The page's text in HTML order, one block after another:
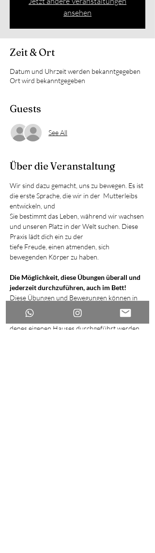
ansehen
Zeit & Ort
Datum und Uhrzeit werden bekanntgegeben
Ort wird bekanntgegeben
Guests
See All
Über die Veranstaltung
Wir sind dazu gemacht, uns zu bewegen. Es ist
die erste Sprache, die wir in der  Mutterleibs
entwickeln, und
Sie bestimmt das Leben, während wir wachsen
und unseren Platz in der Welt suchen. Diese
Praxis lädt dich ein zu der
tiefe Freude, einen atmenden, sich
bewegenden Körper zu haben.
Die Möglichkeit, diese Übungen überall und
jederzeit durchzuführen, auch im Bett!
Diese Übungen und Bewegungen können in
nur 10-15 Minuten pro Tag durchgeführt
werden und können in der Bequemlichkeit
denes eigenen Hauses durchgeführt werden